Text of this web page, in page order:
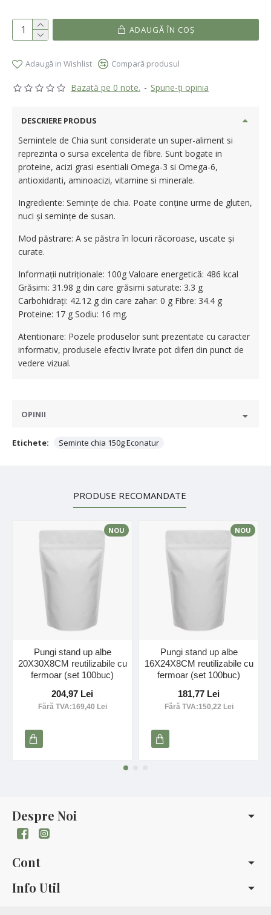
Bazată pe 0 note. - Spune-ţi opinia
ADAUGĂ ÎN COŞ
Adaugă in Wishlist Compară produsul
DESCRIERE PRODUS
Semintele de Chia sunt considerate un super-aliment si
reprezinta o sursa excelenta de fibre. Sunt bogate in
proteine, acizi grasi esentiali Omega-3 si Omega-6,
antioxidanti, aminoacizi, vitamine si minerale.
Ingrediente: Seminţe de chia. Poate conține urme de gluten,
nuci și semințe de susan.
Mod păstrare: A se păstra în locuri răcoroase, uscate și
curate.
Informații nutriționale: 100g Valoare energetică: 486 kcal
Grăsimi: 31.98 g din care grăsimi saturate: 3.3 g
Carbohidrați: 42.12 g din care zahar: 0 g Fibre: 34.4 g
Proteine: 17 g Sodiu: 16 mg.
Atentionare: Pozele produselor sunt prezentate cu caracter
informativ, produsele efectiv livrate pot diferi din punct de
vedere vizual.
OPINII
Etichete: Seminte chia 150g Econatur
PRODUSE RECOMANDATE
NOU
Pungi stand up albe
20X30X8CM reutilizabile cu
fermoar (set 100buc)
204,97 Lei
Fără TVA:169,40 Lei
NOU
Pungi stand up albe
16X24X8CM reutilizabile cu
fermoar (set 100buc)
181,77 Lei
Fără TVA:150,22 Lei
Despre Noi
Cont
Info Util